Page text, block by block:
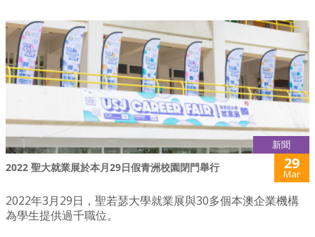
新聞
2022 聖大就業展於本月29日假青洲校園閉門舉行 29
Mar
2022年3月29日，聖若瑟大學就業展與30多個本澳企業機構
為學生提供過千職位。